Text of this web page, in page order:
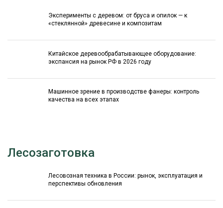
Эксперименты с деревом: от бруса и опилок — к
«стеклянной» древесине и композитам
Китайское деревообрабатывающее оборудование:
экспансия на рынок РФ в 2026 году
Машинное зрение в производстве фанеры: контроль
качества на всех этапах
Лесозаготовка
Лесовозная техника в России: рынок, эксплуатация и
перспективы обновления